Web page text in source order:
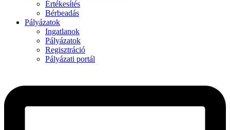
Értékesítés
Bérbeadás
Pályázatok
Ingatlanok
Pályázatok
Regisztráció
Pályázati portál